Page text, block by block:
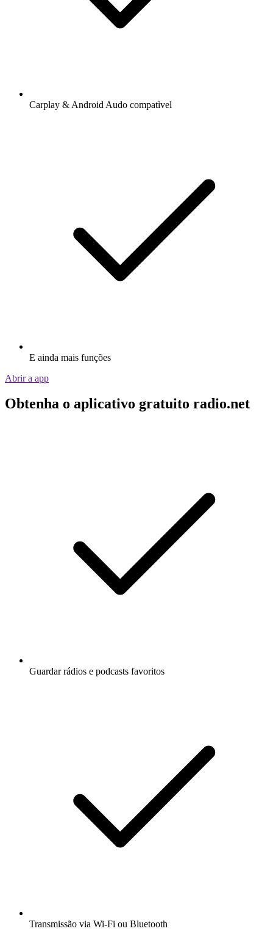
Carplay & Android Audo compatìvel
E ainda mais funções
Abrir a app
Obtenha o aplicativo gratuito radio.net
Guardar rádios e podcasts favoritos
Transmissão via Wi-Fi ou Bluetooth